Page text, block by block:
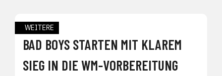
WEITERE
BAD BOYS STARTEN MIT KLAREM
SIEG IN DIE WM-VORBEREITUNG